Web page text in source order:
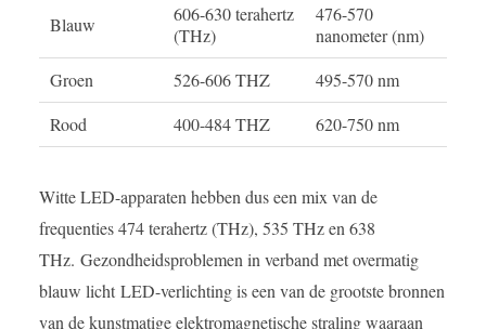
Blauw
606-630 terahertz
(THz)
476-570
nanometer (nm)
Groen
526-606 THZ
495-570 nm
Rood
400-484 THZ 620-750 nm
Witte LED-apparaten hebben dus een mix van de
frequenties 474 terahertz (THz), 535 THz en 638
THz. Gezondheidsproblemen in verband met overmatig
blauw licht LED-verlichting is een van de grootste bronnen
van de kunstmatige elektromagnetische straling waaraan